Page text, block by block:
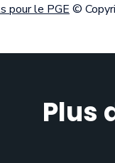
pour le PGE ©
Plus